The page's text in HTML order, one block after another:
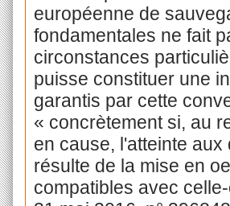
européenne de
fondamentales ne fait
circonstances
puisse constituer une
garantis par cette
« concrètement si, au
en cause, l'atteinte
résulte de la mise en
compatibles avec